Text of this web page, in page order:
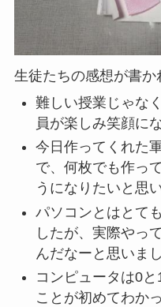
生徒たちの感想が書か
難しい授業じゃな
員が楽しみ笑顔に
今日作ってくれた
で、何枚でも作っ
うになりたいと思
パソコンとはとて
したが、実際やっ
んだなーと思いまし
コンピュータは0
ことが初めてわか